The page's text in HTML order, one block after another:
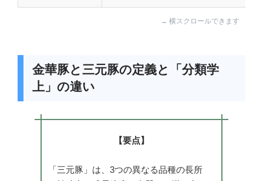
金華豚と三元豚の定義と「分類学
上」の違い
【要点】
「三元豚」は、3つの異なる品種の長所